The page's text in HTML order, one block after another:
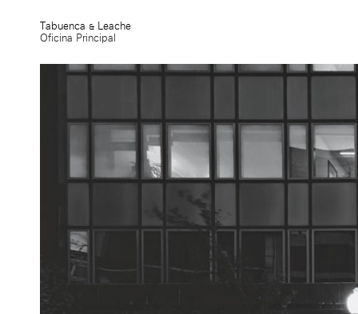
Tabuenca & Leache
Oficina Principal